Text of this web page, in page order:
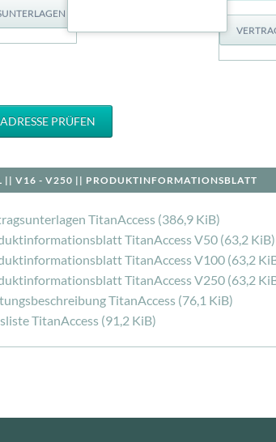
PRÜFEN
|| V16 - V250 || PRODUKTINFORMATIONSBLATT
TitanAccess (386,9 KiB)
TitanAccess V50 (63,2 KiB)
TitanAccess V100 (63,2
TitanAccess V250 (63,2
TitanAccess (76,1 KiB)
TitanAccess (91,2 KiB)